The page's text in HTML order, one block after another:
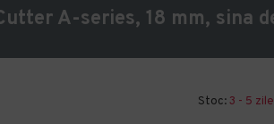
A-series, 18 mm, sina
Stoc: 3 - 5 zile